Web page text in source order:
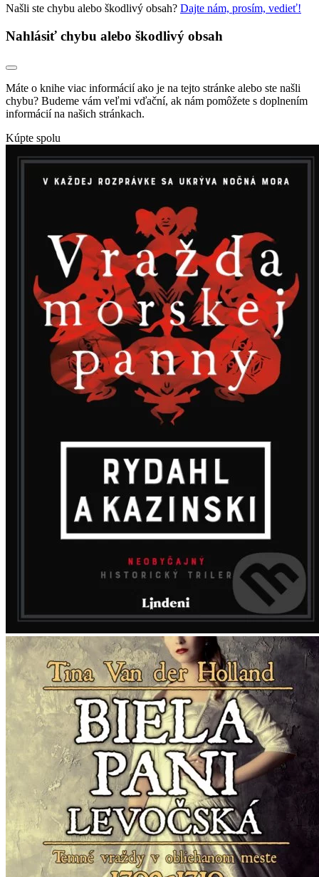
Našli ste chybu alebo škodlivý obsah? Dajte nám, prosím, vedieť!
Nahlásiť chybu alebo škodlivý obsah
Máte o knihe viac informácií ako je na tejto stránke alebo ste našli
chybu? Budeme vám veľmi vďační, ak nám pomôžete s doplnením
informácií na našich stránkach.
Kúpte spolu